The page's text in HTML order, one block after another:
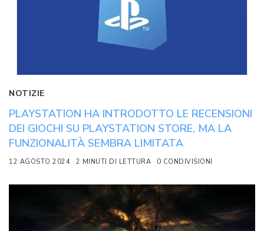
NOTIZIE
PLAYSTATION HA INTRODOTTO LE RECENSIONI
DEI GIOCHI SU PLAYSTATION STORE, MA LA
FUNZIONALITÀ SEMBRA LIMITATA
12 AGOSTO 2024 2 MINUTI DI LETTURA 0 CONDIVISIONI